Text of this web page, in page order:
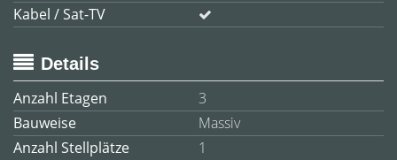
Kabel / Sat-TV
Details
Anzahl Etagen
3
Bauweise
Massiv
Anzahl Stellplätze
1